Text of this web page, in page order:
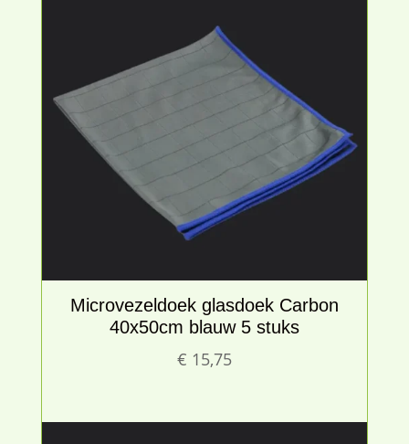
Microvezeldoek glasdoek Carbon
40x50cm blauw 5 stuks
€ 15,75